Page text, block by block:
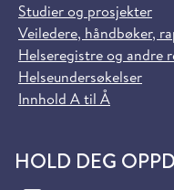
Studier og prosjekter
Veiledere, håndbøker,
Helseregistre og andre
Helseundersøkelser
Innhold A til Å
HOLD DEG